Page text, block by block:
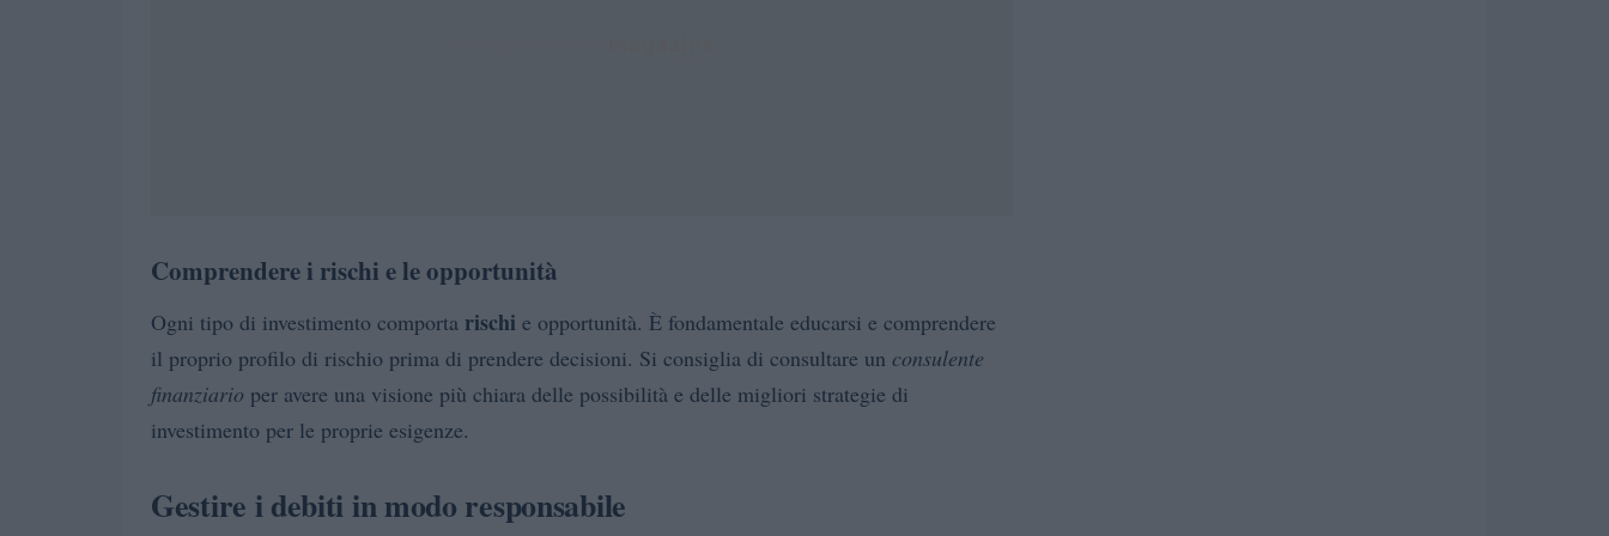
Comprendere i rischi e le opportunità
Ogni tipo di investimento comporta rischi e opportunità. È fondamentale educarsi e comprendere
il proprio profilo di rischio prima di prendere decisioni. Si consiglia di consultare un consulente
finanziario per avere una visione più chiara delle possibilità e delle migliori strategie di
investimento per le proprie esigenze.
Gestire i debiti in modo responsabile